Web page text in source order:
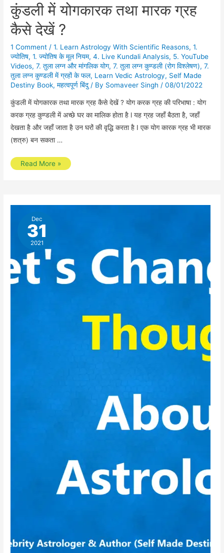
कुंडली में योगकारक तथा मारक ग्रह
कैसे देखें ?
1 Comment /1. Learn Astrology With Scientific Reasons,1.
ज्योतिष,1. ज्योतिष के मूल नियम,4. Live Kundali Analysis, 5. YouTube
Videos,7. तुला लग्न और मांगलिक योग,7. तुला लग्न कुण्डली (रोग विश्लेषण),7.
तुला लग्न कुण्डली में ग्रहों के फल, Learn Vedic Astrology, Self Made
Destiny Book,महत्वपूर्ण बिंदु / By Somaveer Singh /08/01/2022
कुंडली में योगकारक तथा मारक ग्रह कैसे देखें ? योग करक ग्रह की परिभाषा : योग
करक ग्रह कुण्डली में अच्छे घर का मालिक होता है l यह ग्रह जहाँ बैठता है, जहाँ
देखता है और जहाँ जाता है उन घरों की वृद्धि करता है I एक योग कारक ग्रह भी मारक
(शत्रु) बन सकता …
कुंडली
ग्रह
कैसे
?
Read More »
Dec
31
2021